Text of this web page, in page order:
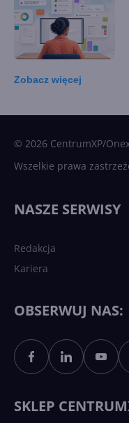
Zobacz więcej
© 2026 CentrumXP/
Wszelkie prawa
NASZE SERWISY
Redakcja
Kariera
OBSERWUJ NAS:
SKLEP